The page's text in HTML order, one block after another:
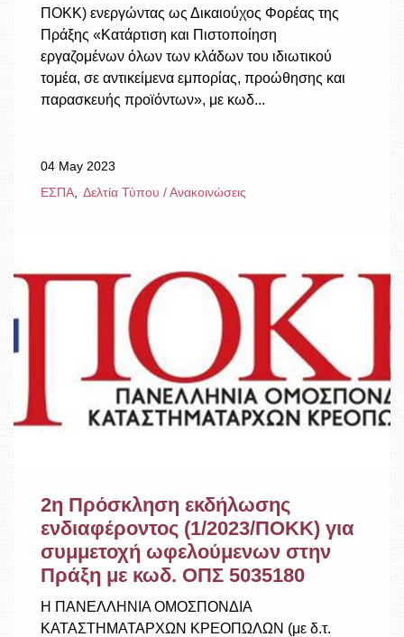
ΠΟΚΚ) ενεργώντας ως Δικαιούχος Φορέας της
Πράξης «Κατάρτιση και Πιστοποίηση
εργαζομένων όλων των κλάδων του ιδιωτικού
τομέα, σε αντικείμενα εμπορίας, προώθησης και
παρασκευής προϊόντων», με κωδ...
04 May 2023
ΕΣΠΑ
Δελτία Τύπου / Ανακοινώσεις
2η Πρόσκληση εκδήλωσης
ενδιαφέροντος (1/2023/ΠΟΚΚ) για
συμμετοχή ωφελούμενων στην
Πράξη με κωδ. ΟΠΣ 5035180
Η ΠΑΝΕΛΛΗΝΙΑ ΟΜΟΣΠΟΝΔΙΑ
ΚΑΤΑΣΤΗΜΑΤΑΡΧΩΝ ΚΡΕΟΠΩΛΩΝ (με δ.τ.